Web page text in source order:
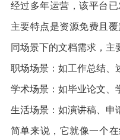
经过多年运营，该平台
主要特点是资源免费且
同场景下的文档需求，主
职场场景：如工作总结、
学术场景：如毕业论文、
生活场景：如演讲稿、申
简单来说，它就像一个